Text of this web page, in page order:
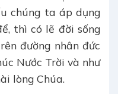
chúng ta áp dụng
thì có lẽ đời sống
đường nhân đức
Nước Trời và như
lòng Chúa.